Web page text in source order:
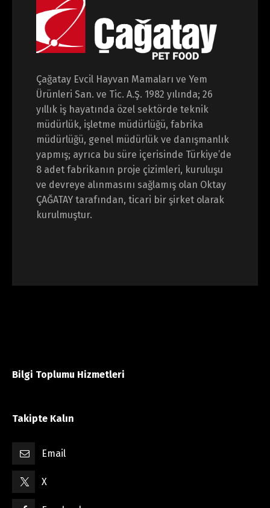
Çağatay Evcil Hayvan Mamaları ve Yem
Ürünleri San. ve Tic. A.Ş. 1982 yılında; 26
yıllık iş hayatında özel sektörde teknik
müdürlük, işletme müdürlüğü, fabrika
müdürlüğü, genel müdürlük ve danışmanlık
yapmış; ayrıca bu süre içerisinde Türkiye’de
8 adet fabrikanın proje çizimleri, kuruluşu
ve devreye alınmasını sağlamış olan Oktay
ÇAĞATAY tarafından, ticari bir şirket olarak
kurulmuştur.
Bilgi Toplumu Hizmetleri
Takipte Kalın
Email
X